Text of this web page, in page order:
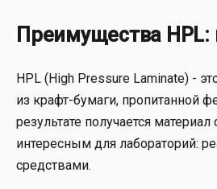
Преимущества
HPL (High Pressure Laminate) -
из крафт-бумаги,
результате получается
интересным для лабораторий:
средствами.